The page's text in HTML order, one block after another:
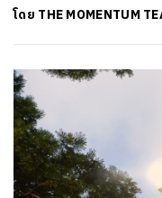
โดย THE MOMENTUM